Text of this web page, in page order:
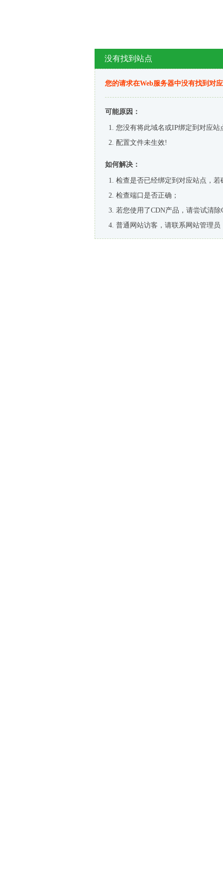
没有找到站点
您的请求在Web服务器中没有找到对
可能原因：
您没有将此域名或IP绑定到对应站
配置文件未生效!
如何解决：
检查是否已经绑定到对应站点，
检查端口是否正确；
若您使用了CDN产品，请尝试清除
普通网站访客，请联系网站管理员